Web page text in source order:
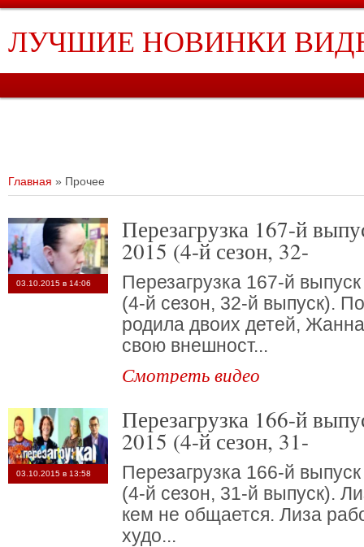
ЛУЧШИЕ НОВИНКИ
Главная » Прочее
03.10.2015 в 14:06
Перезагрузка 167-й выпуск от 23 августа
2015 (4-й сезон, 32-
Перезагрузка 167-й
(4-й сезон, 32-й выпуск).
родила двоих детей,
свою внешност...
Смотреть видео
03.10.2015 в 13:58
Перезагрузка 166-й выпуск от 16 августа
2015 (4-й сезон, 31-
Перезагрузка 166-й
(4-й сезон, 31-й выпуск).
кем не общается. Лиза
худо...